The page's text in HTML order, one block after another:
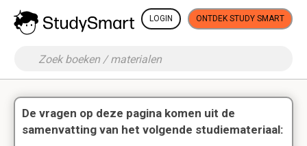
LOGIN ONTDEK STUDY SMART
De vragen op deze pagina komen uit de
samenvatting van het volgende studiemateriaal: